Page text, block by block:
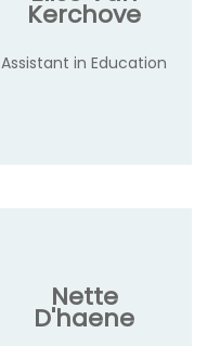
Kerchove
Assistant in Education
Nette
D'haene